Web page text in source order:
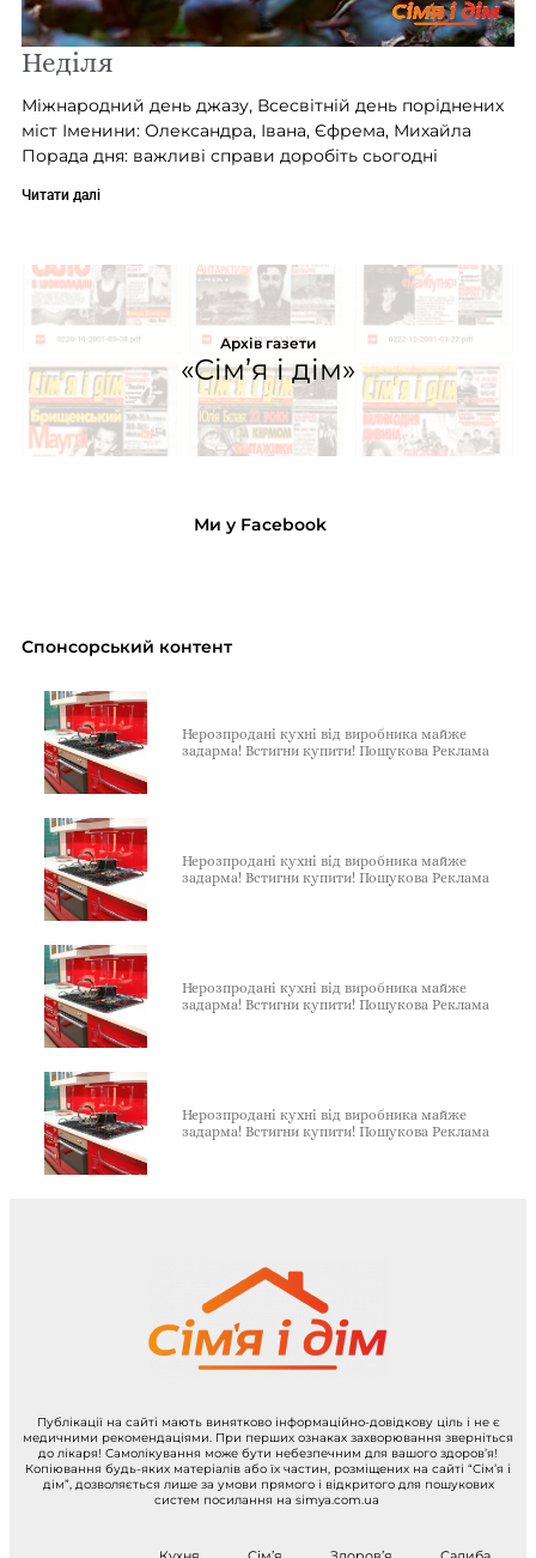
Неділя
Міжнародний день джазу, Всесвітній день поріднених
міст Іменини: Олександра, Івана, Єфрема, Михайла
Порада дня: важливі справи доробіть сьогодні
Читати далі
Архів газети
«Сім’я і дім»
Ми у Facebook
Спонсорський контент
Нерозпродані кухні від виробника майже
задарма! Встигни купити! Пошукова Реклама
Нерозпродані кухні від виробника майже
задарма! Встигни купити! Пошукова Реклама
Нерозпродані кухні від виробника майже
задарма! Встигни купити! Пошукова Реклама
Нерозпродані кухні від виробника майже
задарма! Встигни купити! Пошукова Реклама
Публікації на сайті мають винятково інформаційно-довідкову ціль і не є
медичними рекомендаціями. При перших ознаках захворювання зверніться
до лікаря! Самолікування може бути небезпечним для вашого здоров’я!
Копіювання будь-яких матеріалів або їх частин, розміщених на сайті “Сім’я і
дім”, дозволяється лише за умови прямого і відкритого для пошукових
систем посилання на simya.com.ua